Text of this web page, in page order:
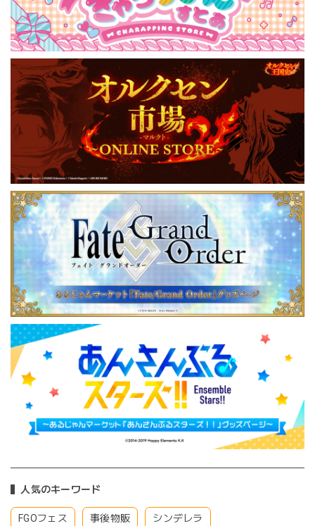
人気のキーワード
FGOフェス 事後物販 シンデレラ